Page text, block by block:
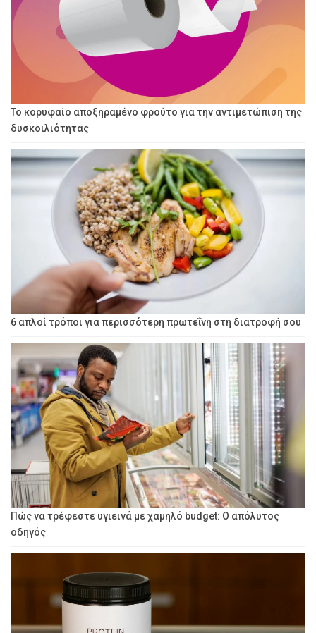
Το κορυφαίο αποξηραμένο φρούτο για την αντιμετώπιση της
δυσκοιλιότητας
6 απλοί τρόποι για περισσότερη πρωτεΐνη στη διατροφή σου
Πώς να τρέφεστε υγιεινά με χαμηλό budget: Ο απόλυτος
οδηγός